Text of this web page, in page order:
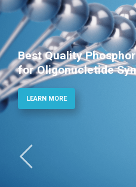
Best Quality
for Oligonucletide
LEARN MORE